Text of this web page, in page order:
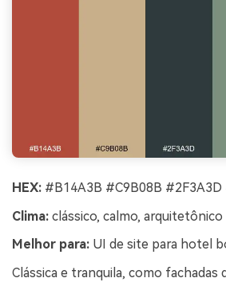
HEX: #B14A3B #C9B08B #2F3A3D
Clima: clássico, calmo, arquitetônico
Melhor para: UI de site para hotel
Clássica e tranquila, como fachadas